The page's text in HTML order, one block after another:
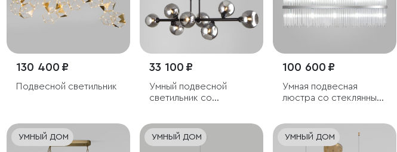
130 400 ₽
Подвесной светильник
33 100 ₽
Умный подвесной
светильник со
100 600 ₽
Умная подвесная
люстра со стеклянным
УМНЫЙ ДОМ УМНЫЙ ДОМ УМНЫЙ ДОМ